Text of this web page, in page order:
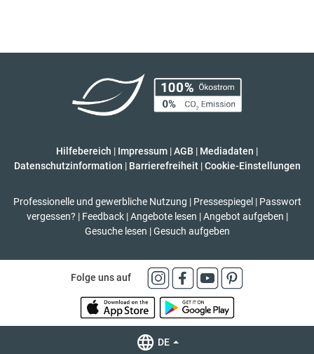
Hilfebereich | Impressum |AGB | Mediadaten |
Datenschutzinformation | Barrierefreiheit | Cookie-Einstellungen
Professionelle und gewerbliche Nutzung | Pressespiegel | Passwort
vergessen? | Feedback | Angebote lesen | Angebot aufgeben |
Gesuche lesen | Gesuch aufgeben
Folge uns auf
DE